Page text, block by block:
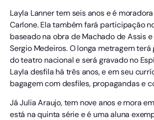
Layla Lanner tem seis anos e é
Carlone. Ela também fará participação
baseado na obra de Machado de Assis
Sergio Medeiros. O longa metragem terá
do teatro nacional e será gravado no
Layla desfila há três anos, e em seu
bagagem com desfiles, propagandas e
Já Julia Araujo, tem nove anos e mora
está na quinta série e é uma aluna